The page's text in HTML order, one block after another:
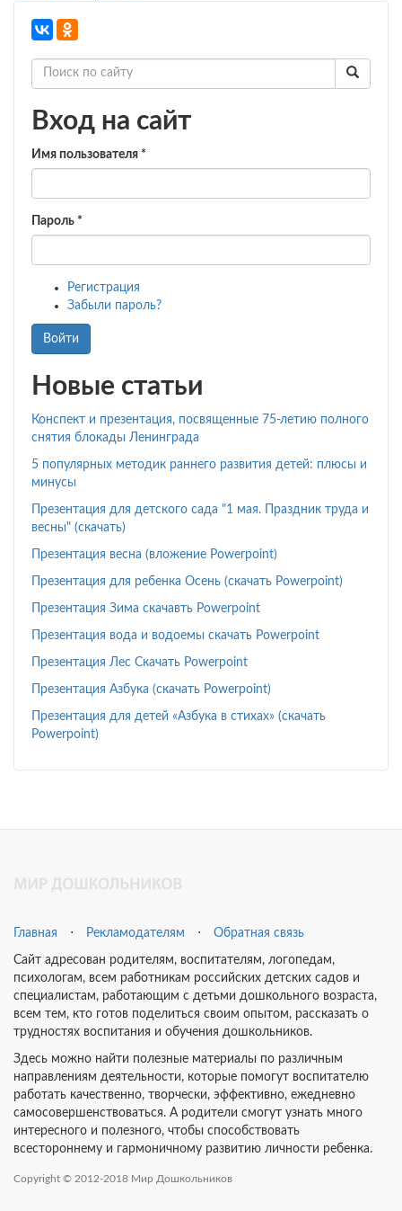
Вход на сайт
Имя пользователя *
Пароль *
Регистрация
Забыли пароль?
Войти
Новые статьи
Конспект и презентация, посвященные 75-летию полного
снятия блокады Ленинграда
5 популярных методик раннего развития детей: плюсы и
минусы
Презентация для детского сада "1 мая. Праздник труда и
весны" (скачать)
Презентация весна (вложение Powerpoint)
Презентация для ребенка Осень (скачать Powerpoint)
Презентация Зима скачавть Powerpoint
Презентация вода и водоемы скачать Powerpoint
Презентация Лес Скачать Powerpoint
Презентация Азбука (скачать Powerpoint)
Презентация для детей «Азбука в стихах» (скачать
Powerpoint)
Главная ⋅ Рекламодателям ⋅ Обратная связь
Сайт адресован родителям, воспитателям, логопедам,
психологам, всем работникам российских детских садов и
специалистам, работающим с детьми дошкольного возраста,
всем тем, кто готов поделиться своим опытом, рассказать о
трудностях воспитания и обучения дошкольников.
Здесь можно найти полезные материалы по различным
направлениям деятельности, которые помогут воспитателю
работать качественно, творчески, эффективно, ежедневно
самосовершенствоваться. А родители смогут узнать много
интересного и полезного, чтобы способствовать
всестороннему и гармоничному развитию личности ребенка.
Copyright © 2012-2018 Мир Дошкольников